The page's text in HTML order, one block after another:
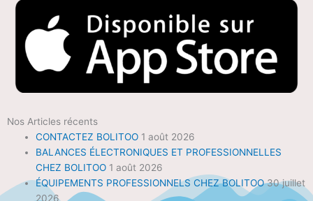
Nos Articles récents
CONTACTEZ BOLITOO 1 août 2026
BALANCES ÉLECTRONIQUES ET PROFESSIONNELLES
CHEZ BOLITOO 1 août 2026
ÉQUIPEMENTS PROFESSIONNELS CHEZ BOLITOO 30 juillet
2026